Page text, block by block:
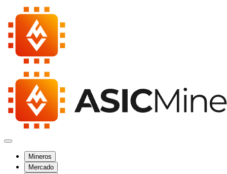
Mineros
Mercado